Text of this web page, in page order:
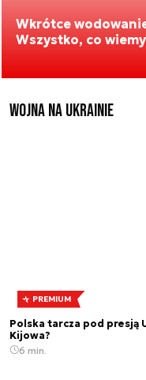
Wkrótce
Wszystko, co
Wojna na Ukrainie
PREMIUM
Polska tarcza pod presją
Kijowa?
6 min.